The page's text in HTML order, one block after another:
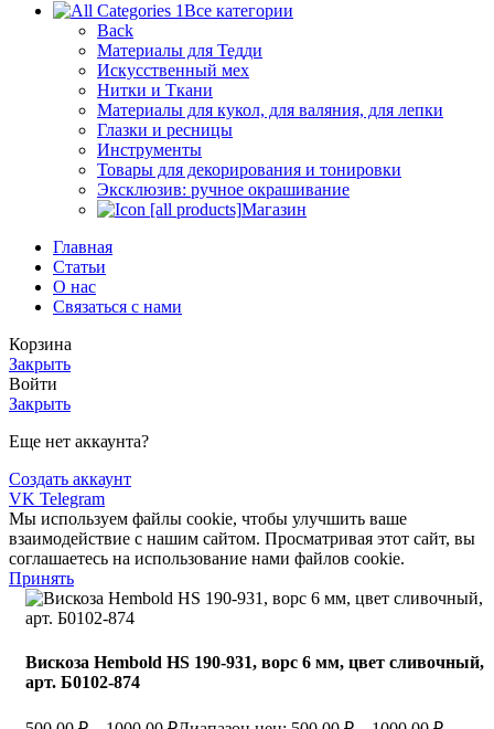
Все категории
Back
Материалы для Тедди
Искусственный мех
Нитки и Ткани
Материалы для кукол, для валяния, для лепки
Глазки и ресницы
Инструменты
Товары для декорирования и тонировки
Эксклюзив: ручное окрашивание
Магазин
Главная
Статьи
О нас
Связаться с нами
Корзина
Закрыть
Войти
Закрыть
Еще нет аккаунта?
Создать аккаунт
VK Telegram
Мы используем файлы cookie, чтобы улучшить ваше
взаимодействие с нашим сайтом. Просматривая этот сайт, вы
соглашаетесь на использование нами файлов cookie.
Принять
Вискоза Hembold HS 190-931, ворс 6 мм, цвет сливочный,
арт. Б0102-874